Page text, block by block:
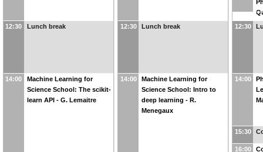
12:30 Lunch break
14:00
Machine Learning for
Science School: The scikit-
learn API - G. Lemaitre
12:30 Lunch break
14:00
Machine Learning for
Science School: Intro to
deep learning - R.
Menegaux
12:30
14:00
15:30
16:00